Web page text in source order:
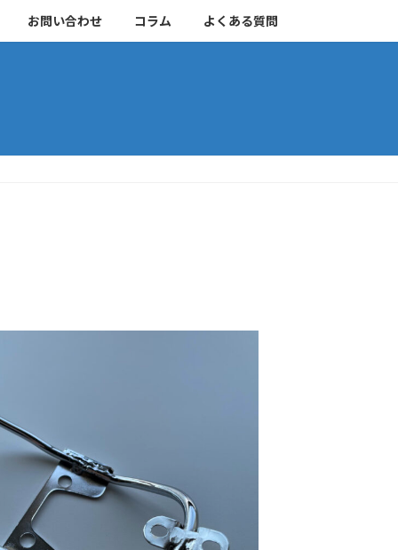
お問い合わせ コラム よくある質問